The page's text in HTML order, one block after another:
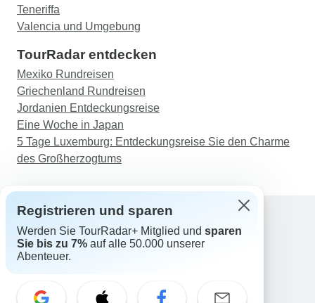
einer Reisegruppe ist. Aber trotzdem habe ich
alles erlebt, was auf der Tour versprochen wurde.
Teneriffa
Valencia und Umgebung
TourRadar entdecken
Mexiko Rundreisen
Griechenland Rundreisen
Jordanien Entdeckungsreise
Eine Woche in Japan
5 Tage Luxemburg: Entdeckungsreise Sie den Charme
des Großherzogtums
Support
Kontakt
Registrieren und sparen
Werden Sie TourRadar+ Mitglied und sparen
Sie bis zu 7% auf alle 50.000 unserer
Abenteuer.